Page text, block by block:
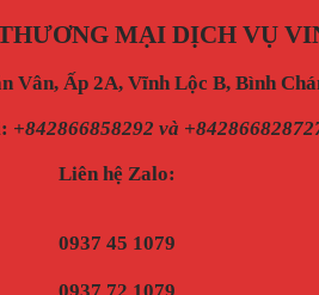
MẠI DỊCH VỤ
Vân, Ấp 2A, Vĩnh Lộc B, Bình
: +842866858292 và
Liên hệ Zalo:
0937 45 1079
0937 72 1079